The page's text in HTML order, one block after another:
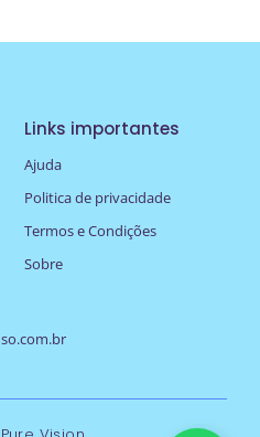
Links importantes
Ajuda
Politica de privacidade
Termos e Condições
Sobre